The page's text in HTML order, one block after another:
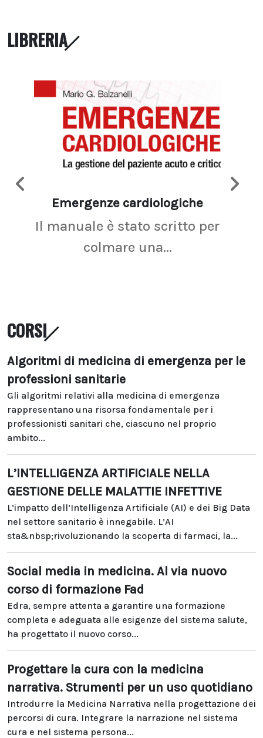
LIBRERIA
Emergenze cardiologiche
Il manuale è stato scritto per
colmare una...
CORSI
Algoritmi di medicina di emergenza per le
professioni sanitarie
Gli algoritmi relativi alla medicina di emergenza
rappresentano una risorsa fondamentale per i
professionisti sanitari che, ciascuno nel proprio
ambito...
L’INTELLIGENZA ARTIFICIALE NELLA
GESTIONE DELLE MALATTIE INFETTIVE
L’impatto dell’Intelligenza Artificiale (AI) e dei Big Data
nel settore sanitario è innegabile. L’AI
sta&nbsp;rivoluzionando la scoperta di farmaci, la...
Social media in medicina. Al via nuovo
corso di formazione Fad
Edra, sempre attenta a garantire una formazione
completa e adeguata alle esigenze del sistema salute,
ha progettato il nuovo corso...
Progettare la cura con la medicina
narrativa. Strumenti per un uso quotidiano
Introdurre la Medicina Narrativa nella progettazione dei
percorsi di cura. Integrare la narrazione nel sistema
cura e nel sistema persona...